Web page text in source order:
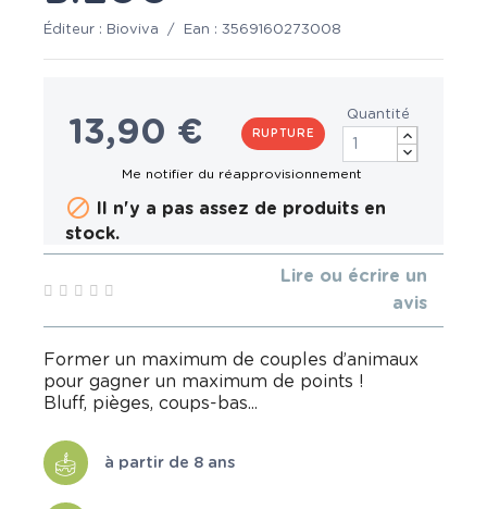
Éditeur : Bioviva / Ean : 3569160273008
13,90 € RUPTURE
Quantité
 Il n'y a pas assez de produits en
stock.
Lire ou écrire un
avis
Former un maximum de couples d’animaux
pour gagner un maximum de points !
Bluff, pièges, coups-bas...
à partir de 8 ans